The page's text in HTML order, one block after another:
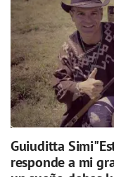
Guiuditta
responde a mi